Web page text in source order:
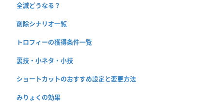
全滅どうなる？
削除シナリオ一覧
トロフィーの獲得条件一覧
裏技・小ネタ・小技
ショートカットのおすすめ設定と変更方法
みりょくの効果